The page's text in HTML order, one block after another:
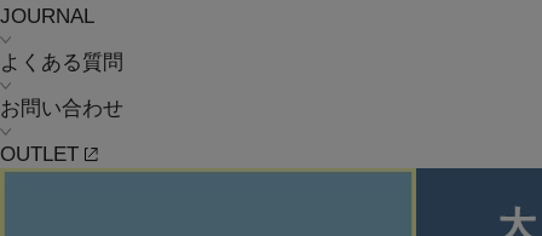
JOURNAL
よくある質問
お問い合わせ
OUTLET